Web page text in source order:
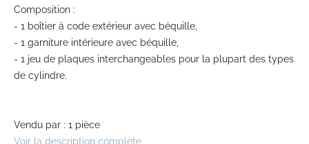
Composition :
- 1 boîtier à code extérieur avec béquille,
- 1 garniture intérieure avec béquille,
- 1 jeu de plaques interchangeables pour la plupart des types
de cylindre.
Vendu par : 1 pièce
Voir la description complète